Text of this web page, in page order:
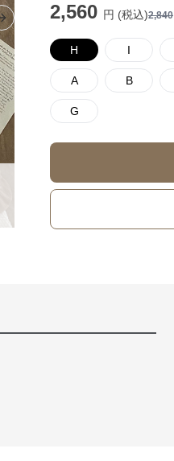
Next slide
2,560 円 (税込)2,840
H I
A B
G